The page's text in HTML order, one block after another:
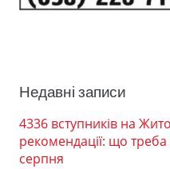
Недавні записи
4336 вступників на
рекомендації: що
серпня